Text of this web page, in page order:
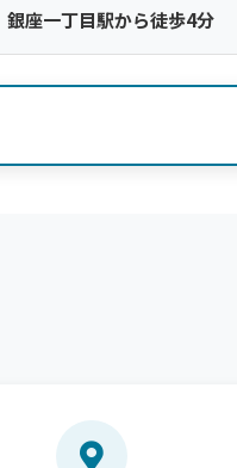
銀座一丁目駅から徒歩4分